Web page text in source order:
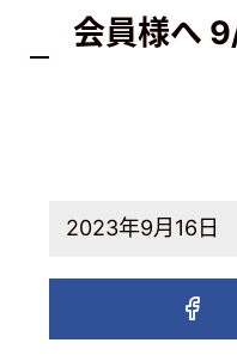
会員様へ
2023年9月16日